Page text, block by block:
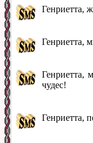
Генриетта,
Генриетта,
Генриетта,
чудес!
Генриетта,